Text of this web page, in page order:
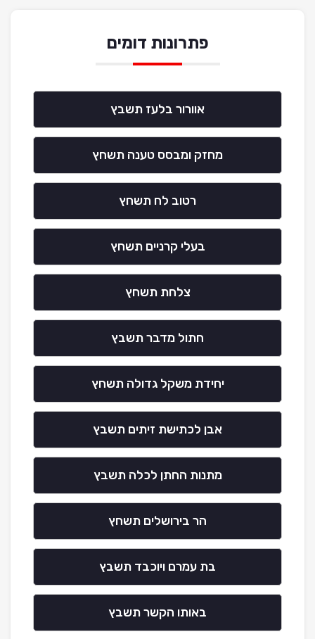
פתרונות דומים
אוורור בלעז תשבץ
מחזק ומבסס טענה תשחץ
רטוב לח תשחץ
בעלי קרניים תשחץ
צלחת תשחץ
חתול מדבר תשבץ
יחידת משקל גדולה תשחץ
אבן לכתישת זיתים תשבץ
מתנות החתן לכלה תשבץ
הר בירושלים תשחץ
בת עמרם ויוכבד תשבץ
באותו הקשר תשבץ